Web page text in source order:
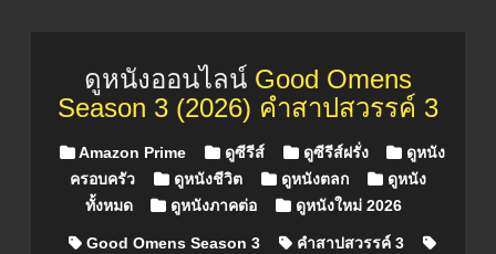
ดูหนังออนไลน์ Good Omens
Season 3 (2026) คำสาปสวรรค์ 3
Posted in
Amazon Prime ดูซีรีส์ ดูซีรีส์ฝรั่ง
ดูหนัง
ครอบครัว
ดูหนังชีวิต ดูหนังตลก
ดูหนัง
ทั้งหมด
ดูหนังภาคต่อ ดูหนังใหม่ 2026
Good Omens Season 3
คำสาปสวรรค์ 3